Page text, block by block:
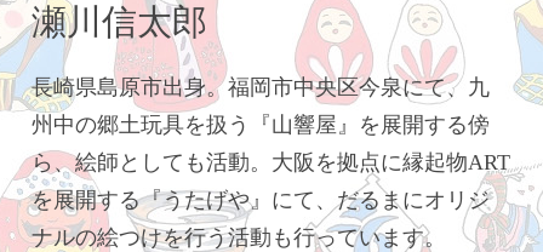
瀬川信太郎
長崎県島原市出身。福岡市中央区今泉にて、九
州中の郷土玩具を扱う『山響屋』を展開する傍
ら、絵師としても活動。大阪を拠点に縁起物ART
を展開する『うたげや』にて、だるまにオリジ
ナルの絵つけを行う活動も行っています。